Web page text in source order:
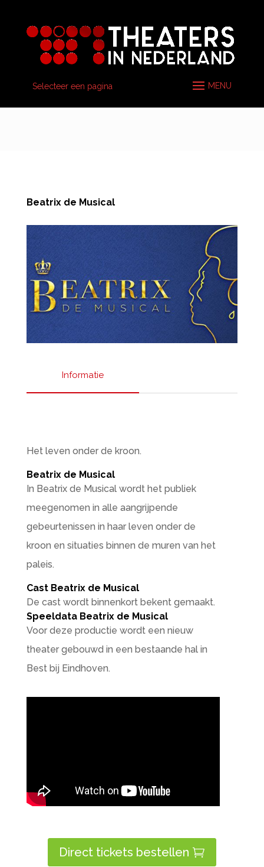
Selecteer een pagina
Beatrix de Musical
Informatie
Het leven onder de kroon.
Beatrix de Musical
In Beatrix de Musical wordt het publiek
meegenomen in alle aangrijpende
gebeurtenissen in haar leven onder de
kroon en situaties binnen de muren van het
paleis.
Cast Beatrix de Musical
De cast wordt binnenkort bekent gemaakt.
Speeldata Beatrix de Musical
Voor deze productie wordt een nieuw
theater gebouwd in een bestaande hal in
Best bij Eindhoven.
Direct tickets bestellen